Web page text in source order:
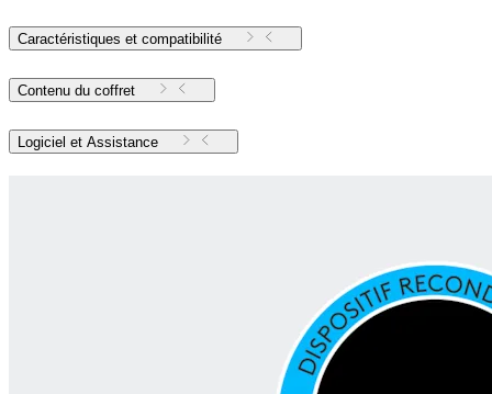
Caractéristiques et compatibilité
Contenu du coffret
Logiciel et Assistance